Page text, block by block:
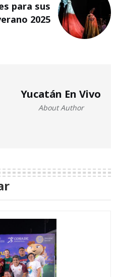
para sus
2025
Yucatán En Vivo
About Author